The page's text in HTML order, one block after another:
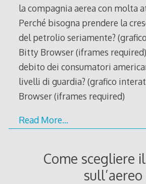
la compagnia aerea con molta
Perché bisogna prendere la
del petrolio seriamente?
Bitty Browser (iframes
debito dei consumatori
livelli di guardia? (grafico
Browser (iframes required)
Read More…
Come scegliere
sull’aereo